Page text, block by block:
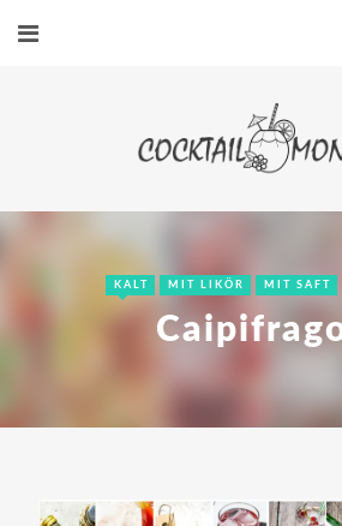
KALT MIT LIKÖR MIT SAFT